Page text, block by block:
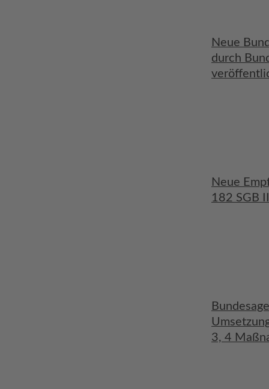
Neue
durch
Neue
182 SGB
3, 4